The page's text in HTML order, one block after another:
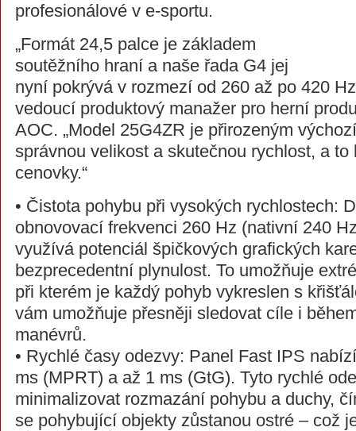
profesionálové v e-sportu.
„Formát 24,5 palce je základem
soutěžního hraní a naše řada G4 jej
nyní pokrývá v rozmezí od 260 až po 420
vedoucí produktový manažer pro herní
AOC. „Model 25G4ZR je přirozeným
správnou velikost a skutečnou rychlost, a to
cenovky.“
• Čistota pohybu při vysokých rychlostech:
obnovovací frekvenci 260 Hz (nativní 240
využívá potenciál špičkových grafických
bezprecedentní plynulost. To umožňuje
při kterém je každý pohyb vykreslen s
vám umožňuje přesněji sledovat cíle i
manévrů.
• Rychlé časy odezvy: Panel Fast IPS
ms (MPRT) a až 1 ms (GtG). Tyto rychlé
minimalizovat rozmazání pohybu a duchy,
se pohybující objekty zůstanou ostré – což